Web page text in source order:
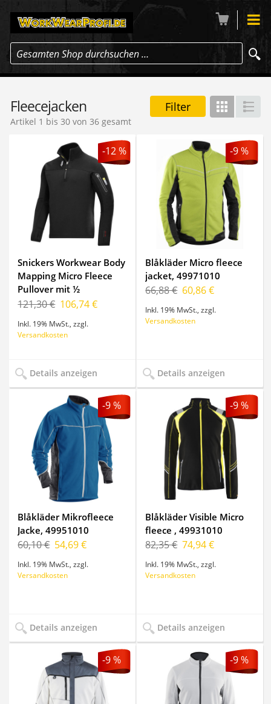
Gesamten Shop durchsuchen …
Fleecejacken Filter Gitter
Artikel 1 bis 30 von 36 gesamt
-12 %
Snickers Workwear Body
Mapping Micro Fleece
Pullover mit ½
Reissverschluss, 9435
121,30 € 106,74 €
Inkl. 19% MwSt.,zzgl.
Versandkosten
Details anzeigen
-9 %
Blåkläder Micro fleece
jacket, 49971010
66,88 € 60,86 €
Inkl. 19% MwSt. ,zzgl.
Versandkosten
Details anzeigen
-9 %
Blåkläder Mikrofleece
Jacke, 49951010
60,10 € 54,69 €
Inkl. 19% MwSt. ,zzgl.
Versandkosten
Details anzeigen
-9 %
Blåkläder Visible Micro
fleece , 49931010
82,35 € 74,94 €
Inkl. 19% MwSt. ,zzgl.
Versandkosten
Details anzeigen
-9 % -9 %